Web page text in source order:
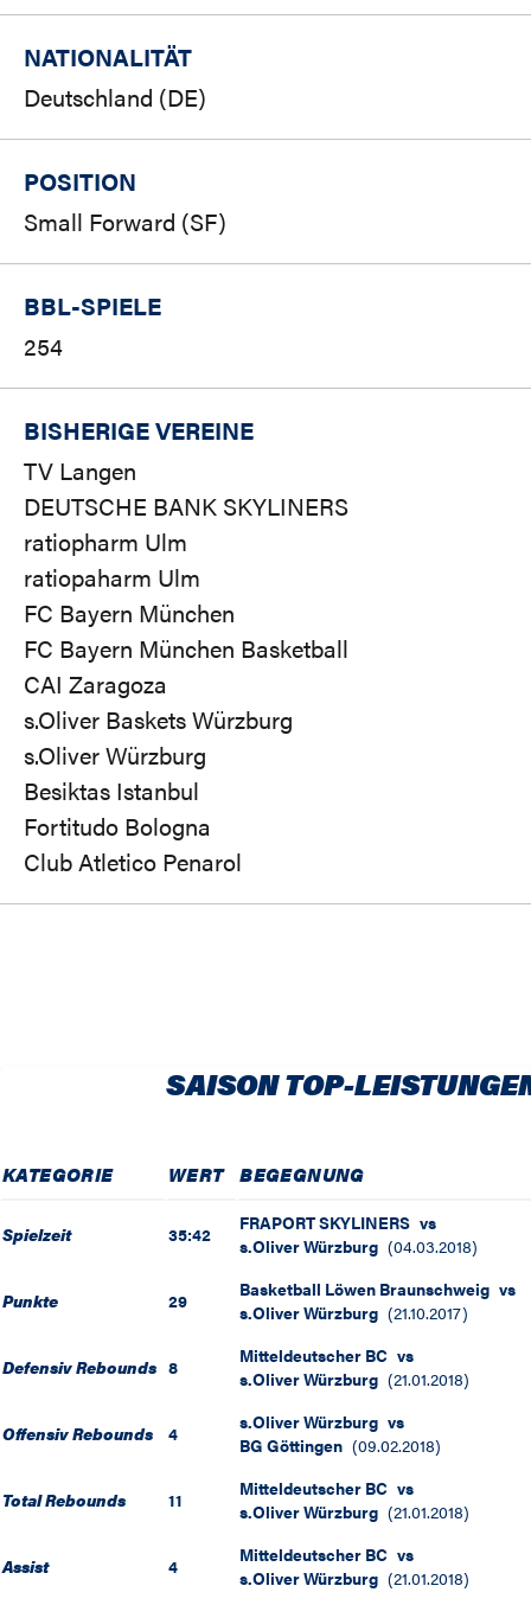
NATIONALITÄT
Deutschland (DE)
POSITION
Small Forward (SF)
BBL-SPIELE
254
BISHERIGE VEREINE
TV Langen
DEUTSCHE BANK SKYLINERS
ratiopharm Ulm
ratiopaharm Ulm
FC Bayern München
FC Bayern München Basketball
CAI Zaragoza
s.Oliver Baskets Würzburg
s.Oliver Würzburg
Besiktas Istanbul
Fortitudo Bologna
Club Atletico Penarol
SAISON TOP-
KATEGORIE WERT BEGEGNUNG
Spielzeit 35:42 FRAPORT SKYLINERS vs
s.Oliver Würzburg (04.03.2018)
Punkte 29 Basketball Löwen Braunschweig vs
s.Oliver Würzburg (21.10.2017)
Defensiv Rebounds 8 Mitteldeutscher BC vs
s.Oliver Würzburg (21.01.2018)
Offensiv Rebounds 4 s.Oliver Würzburg vs
BG Göttingen (09.02.2018)
Total Rebounds 11 Mitteldeutscher BC vs
s.Oliver Würzburg (21.01.2018)
Assist 4 Mitteldeutscher BC vs
s.Oliver Würzburg (21.01.2018)